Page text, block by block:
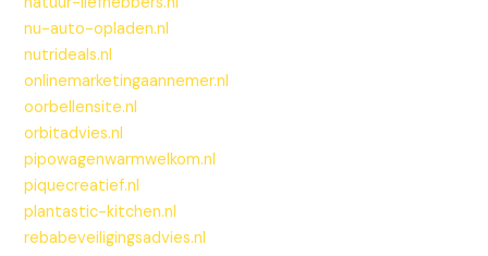
nu-auto-opladen.nl
nutrideals.nl
onlinemarketingaannemer.nl
oorbellensite.nl
orbitadvies.nl
pipowagenwarmwelkom.nl
piquecreatief.nl
plantastic-kitchen.nl
rebabeveiligingsadvies.nl